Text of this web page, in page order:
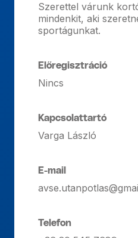
Szerettel várunk
mindenkit, aki
sportágunkat.
Előregisztráció
Nincs
Kapcsolattartó
Varga László
E-mail
Telefon